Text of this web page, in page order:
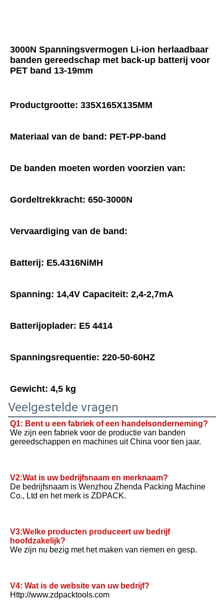
3000N Spanningsvermogen Li-ion herlaadbaar
banden gereedschap met back-up batterij voor
PET band 13-19mm
Productgrootte: 335X165X135MM
Materiaal van de band: PET-PP-band
De banden moeten worden voorzien van:
Gordeltrekkracht: 650-3000N
Vervaardiging van de band:
Batterij: E5.4316NiMH
Spanning: 14,4V Capaciteit: 2,4-2,7mA
Batterijoplader: E5 4414
Spanningsrequentie: 220-50-60HZ
Gewicht: 4,5 kg
Veelgestelde vragen
Q1: Bent u een fabriek of een handelsonderneming?
We zijn een fabriek voor de productie van banden
gereedschappen en machines uit China voor tien jaar.
V2:Wat is uw bedrijfsnaam en merknaam?
De bedrijfsnaam is Wenzhou Zhenda Packing Machine
Co., Ltd en het merk is ZDPACK.
V3:Welke producten produceert uw bedrijf
hoofdzakelijk?
We zijn nu bezig met het maken van riemen en gesp.
V4: Wat is de website van uw bedrijf?
Http://www.zdpacktools.com